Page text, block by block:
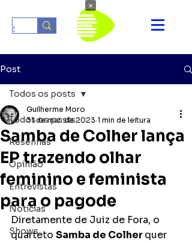
Post
Todos os posts
Resenhas
Opinião
Entrevistas
Notícias
Shows
Todos os posts
Samba de Colher lança
EP trazendo olhar
feminino e feminista
para o pagode
Guilherme Moro
31 de mar. de 2023 1 min de leitura
Diretamente de Juiz de Fora, o
quarteto Samba de Colher quer
×